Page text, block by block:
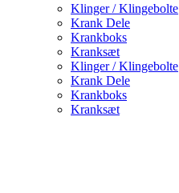
Klinger / Klingebolte
Krank Dele
Krankboks
Kranksæt
Klinger / Klingebolte
Krank Dele
Krankboks
Kranksæt